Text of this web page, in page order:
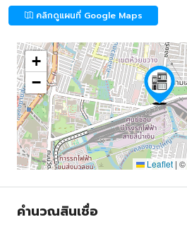
คลิกดูแผนที่ Google Maps
+
−
Leaflet | ©
คำนวณสินเชื่อ